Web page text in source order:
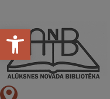
Open toolbar